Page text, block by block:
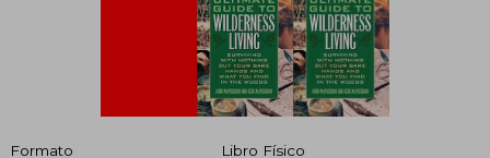
Formato
Libro Físico